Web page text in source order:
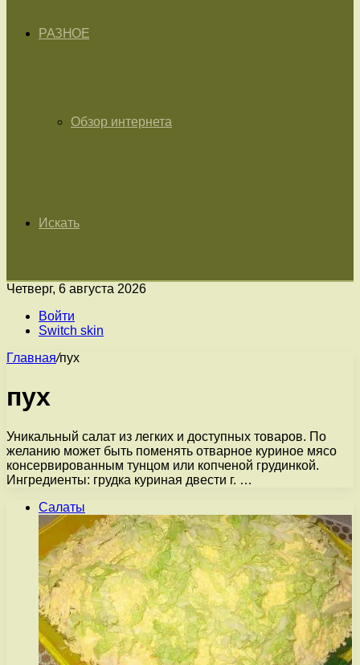
РАЗНОЕ
Обзор интернета
Искать
Четверг, 6 августа 2026
Войти
Switch skin
Главная/пух
пух
Уникальный салат из легких и доступных товаров. По
желанию может быть поменять отварное куриное мясо
консервированным тунцом или копченой грудинкой.
Ингредиенты: грудка куриная двести г. …
Салаты